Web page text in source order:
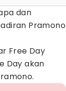
dan
Pramono
Free Day
Day akan